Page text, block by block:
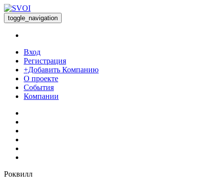
toggle_navigation
Вход
Регистрация
+Добавить Компанию
О проекте
События
Компании
Роквилл